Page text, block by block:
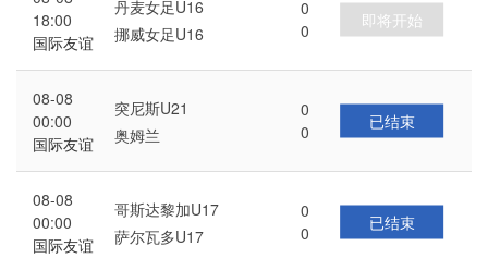
18:00
国际友谊
丹麦女足U16
0
0
挪威女足U16
即将开始
08-08
00:00
国际友谊
突尼斯U21
0
0
奥姆兰
已结束
08-08
00:00
国际友谊
哥斯达黎加U17
0
0
萨尔瓦多U17
已结束